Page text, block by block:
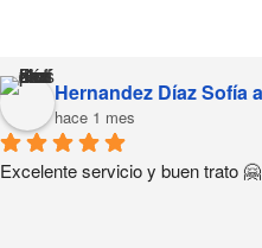
hace 1 mes
Excelente servicio y buen trato 🤗